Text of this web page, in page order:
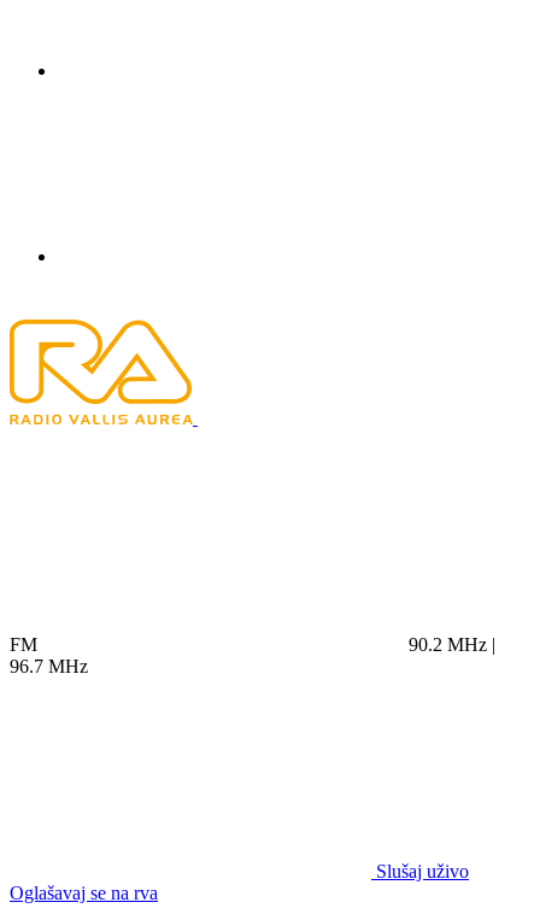
FM
90.2 MHz |
96.7 MHz
Slušaj uživo
Oglašavaj se na rva